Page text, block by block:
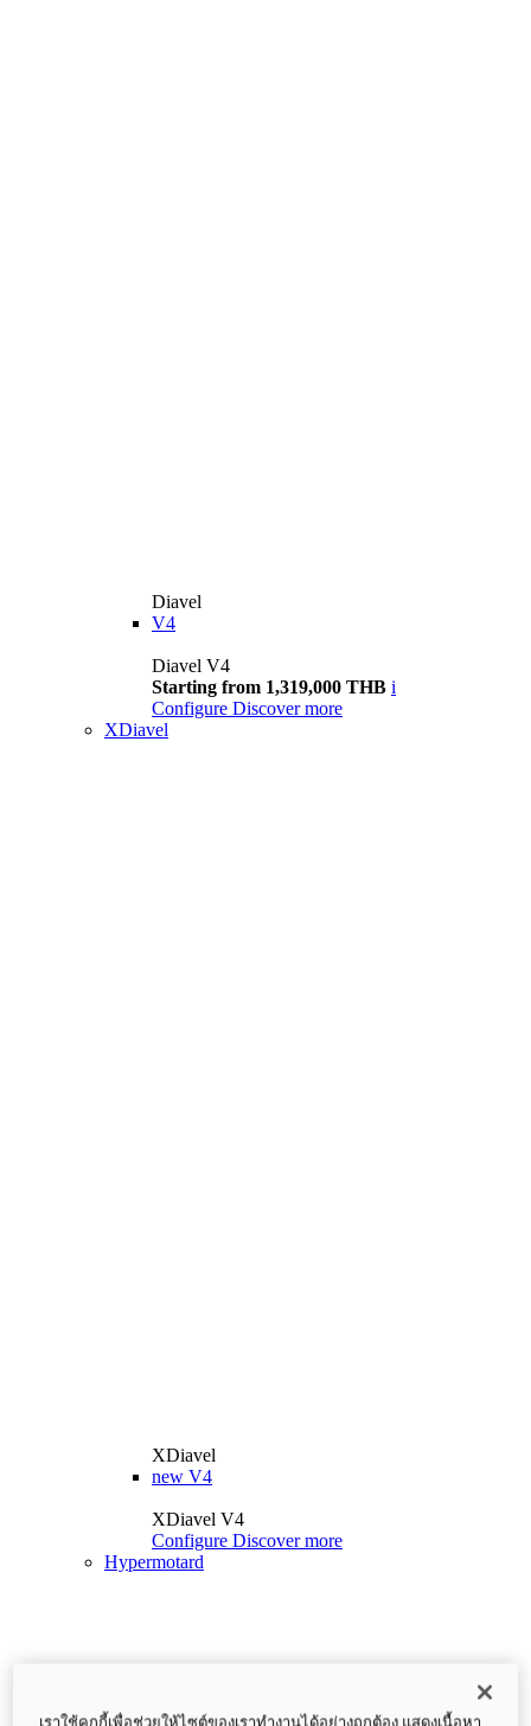
Diavel
V4
Diavel V4
Starting from 1,319,000 THB i
Configure Discover more
XDiavel
XDiavel
new V4
XDiavel V4
Configure Discover more
Hypermotard
เราใช้คุกกี้เพื่อช่วยให้ไซต์ของเราทำงานได้อย่างถูกต้อง แสดงเนื้อหา